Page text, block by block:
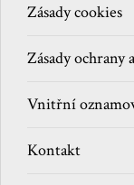
Zásady cookies
Zásady ochrany
Vnitřní
Kontakt